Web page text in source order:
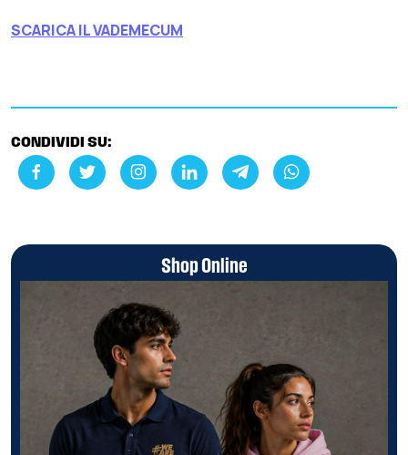
SCARICA ILVADEMECUM
CONDIVIDI SU:
Shop Online